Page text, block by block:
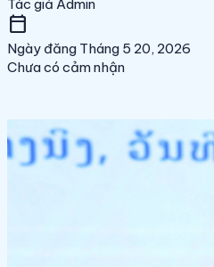
Tác giả Admin
calendar_today
Ngày đăng Tháng 5 20, 2026
Chưa có cảm nhận